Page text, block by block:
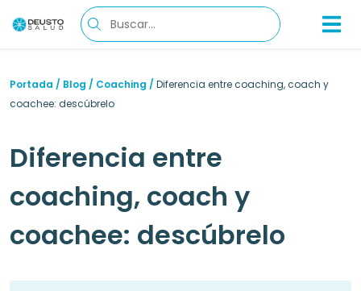
Portada / Blog / Coaching / Diferencia entre coaching, coach y
coachee: descúbrelo
Diferencia entre
coaching, coach y
coachee: descúbrelo